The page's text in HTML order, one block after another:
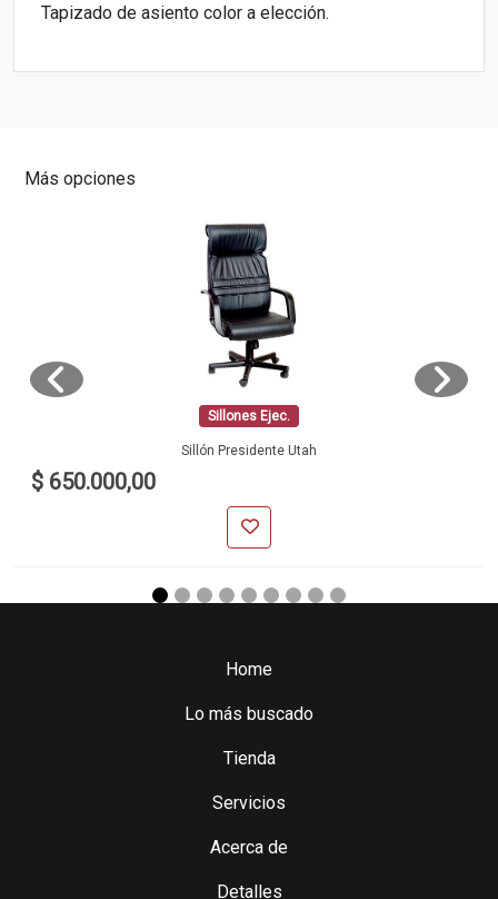
Tapizado de asiento color a elección.
Más opciones
Sillones Ejec.
Sillón Presidente Utah
$ 650.000,00
Home
Lo más buscado
Tienda
Servicios
Acerca de
Detalles